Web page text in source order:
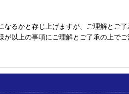
るかと存じ上げますが、ご理解とご了
以上の事項にご理解とご了承の上で